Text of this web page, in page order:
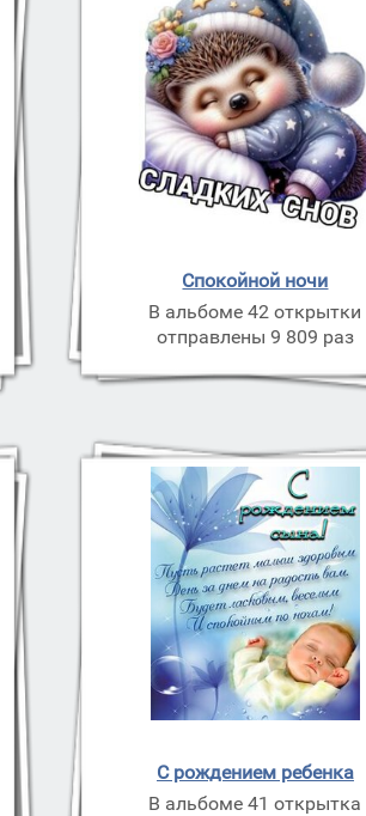
Спокойной ночи
В альбоме 42 открытки
отправлены 9 809 раз
С рождением ребенка
В альбоме 41 открытка